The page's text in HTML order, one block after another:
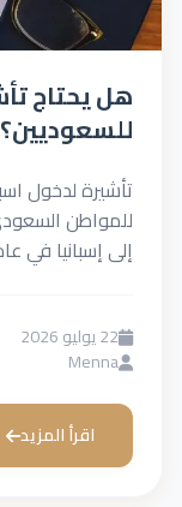
هل يحتاج
للسعوديين؟
تأشيرة لدخول
للمواطن
إلى إسبانيا في عام 2026. فإذا كنت تحمل
22 يوليو 2026
Menna
اقرأ المزيد